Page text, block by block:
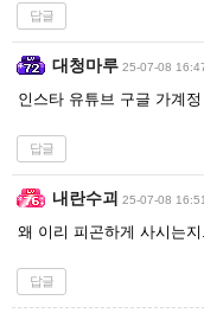
답글
대청마루 25-07-08
인스타 유튜브 구글 가계
답글
내란수괴 25-07-08
왜 이리 피곤하게 사시는
답글